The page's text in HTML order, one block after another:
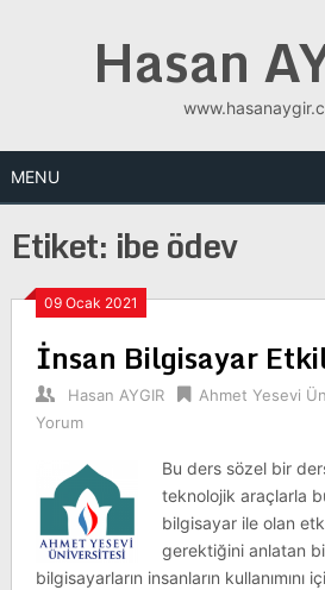
Hasan
MENU
Etiket: ibe ödev
09 Ocak 2021
İnsan Bilgisayar
Hasan AYGIR Ahmet Yesevi
Yorum
Bu ders sözel bir
teknolojik araçlarla
bilgisayar ile olan
gerektiğini anlatan
bilgisayarların insanların kullanımını